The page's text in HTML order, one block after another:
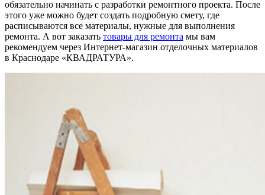
обязательно начинать с разработки ремонтного проекта. После
этого уже можно будет создать подробную смету, где
расписываются все материалы, нужные для выполнения
ремонта. А вот заказать товары для ремонта мы вам
рекомендуем через Интернет-магазин отделочных материалов
в Краснодаре «КВАДРАТУРА».